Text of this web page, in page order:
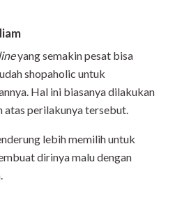
yang semakin pesat bisa
shopaholic untuk
Hal ini biasanya dilakukan
atas perilakunya tersebut.
lebih memilih untuk
dirinya malu dengan